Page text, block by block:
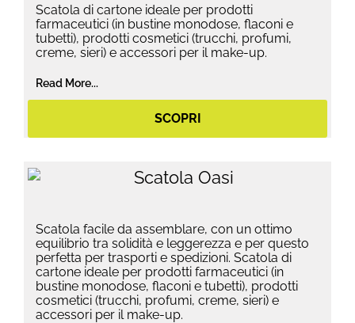
Scatola di cartone ideale per prodotti
farmaceutici (in bustine monodose, flaconi e
tubetti), prodotti cosmetici (trucchi, profumi,
creme, sieri) e accessori per il make-up.
Read More...
SCOPRI
Scatola facile da assemblare, con un ottimo
equilibrio tra solidità e leggerezza e per questo
perfetta per trasporti e spedizioni. Scatola di
cartone ideale per prodotti farmaceutici (in
bustine monodose, flaconi e tubetti), prodotti
cosmetici (trucchi, profumi, creme, sieri) e
accessori per il make-up.